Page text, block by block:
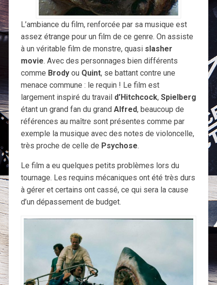
L’ambiance du film, renforcée par sa musique est
assez étrange pour un film de ce genre. On assiste
à un véritable film de monstre, quasi slasher
movie. Avec des personnages bien différents
comme Brodyou Quint, se battant contre une
menace commune : le requin ! Le film est
largement inspiré du travail d’Hitchcock, Spielberg
étant un grand fan du grand Alfred, beaucoup de
références au maître sont présentes comme par
exemple la musique avec des notes de violoncelle,
très proche de celle de Psychose.
Le film a eu quelques petits problèmes lors du
tournage. Les requins mécaniques ont été très durs
à gérer et certains ont cassé, ce qui sera la cause
d’un dépassement de budget.